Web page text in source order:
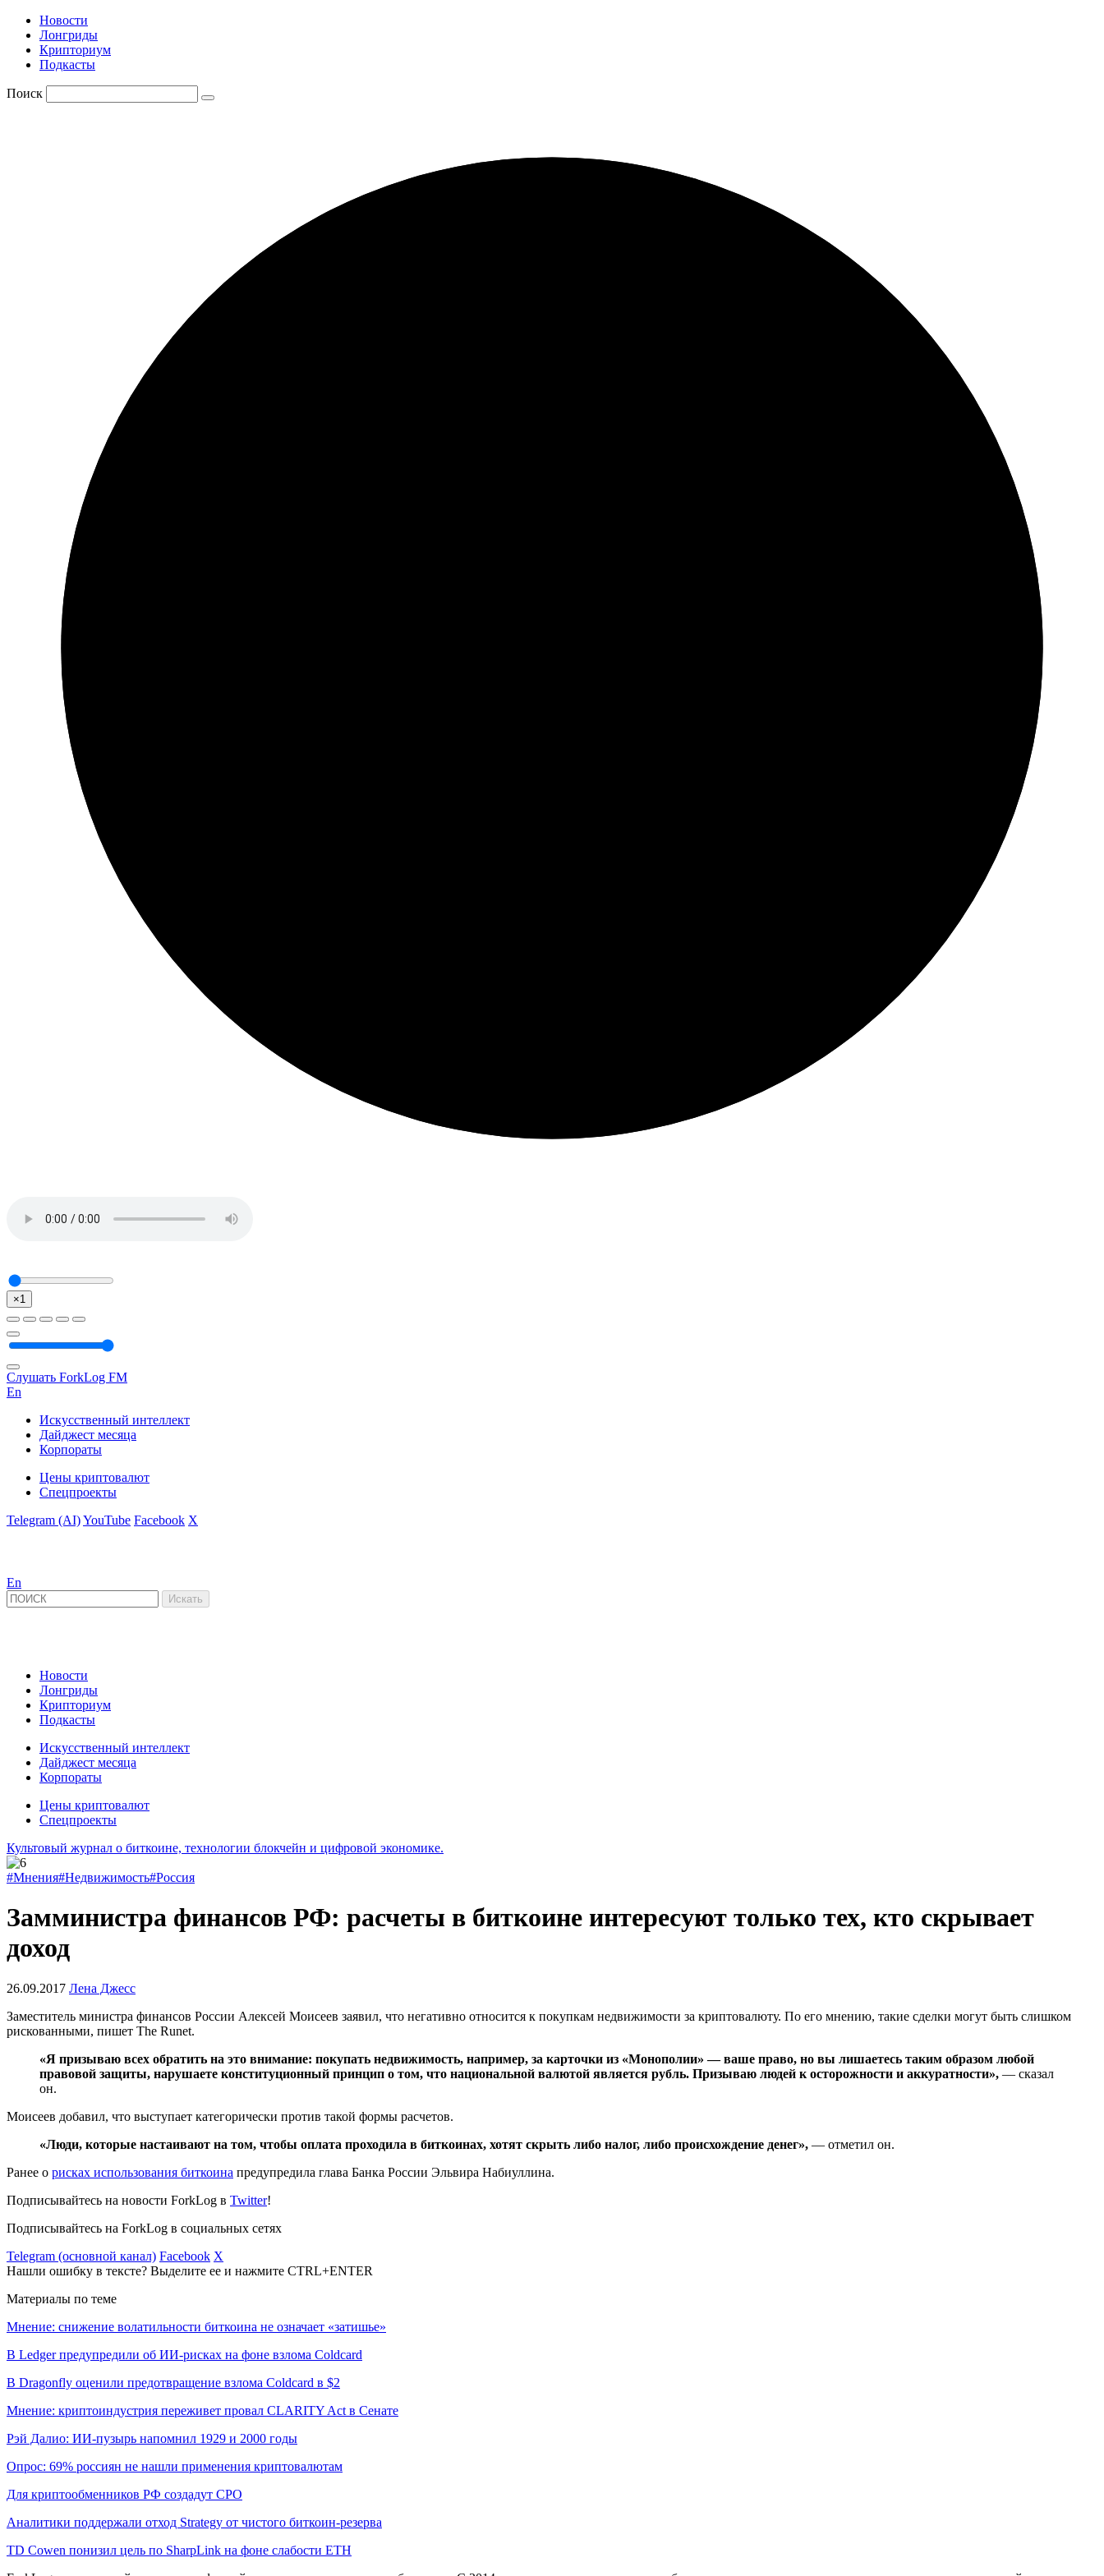
Новости
Лонгриды
Крипториум
Подкасты
Поиск
×1
Слушать ForkLog FM
En
Искусственный интеллект
Дайджест месяца
Корпораты
Цены криптовалют
Спецпроекты
Telegram (AI)YouTube Facebook X
En
Новости
Лонгриды
Крипториум
Подкасты
Искусственный интеллект
Дайджест месяца
Корпораты
Цены криптовалют
Спецпроекты
Культовый журнал о биткоине, технологии блокчейн и цифровой экономике.
#Мнения#Недвижимость#Россия
Замминистра финансов РФ: расчеты в биткоине интересуют только тех, кто скрывает
доход
26.09.2017 Лена Джесс
Заместитель министра финансов России Алексей Моисеев заявил, что негативно относится к покупкам недвижимости за криптовалюту. По его мнению, такие сделки могут быть слишком
рискованными, пишет The Runet.
«Я призываю всех обратить на это внимание: покупать недвижимость, например, за карточки из «Монополии» — ваше право, но вы лишаетесь таким образом любой
правовой защиты, нарушаете конституционный принцип о том, что национальной валютой является рубль. Призываю людей к осторожности и аккуратности», — сказал
он.
Моисеев добавил, что выступает категорически против такой формы расчетов.
«Люди, которые настаивают на том, чтобы оплата проходила в биткоинах, хотят скрыть либо налог, либо происхождение денег», — отметил он.
Ранее о рисках использования биткоина предупредила глава Банка России Эльвира Набиуллина.
Подписывайтесь на новости ForkLog в Twitter!
Подписывайтесь на ForkLog в социальных сетях
Telegram (основной канал) Facebook X
Нашли ошибку в тексте? Выделите ее и нажмите CTRL+ENTER
Материалы по теме
Мнение: снижение волатильности биткоина не означает «затишье»
В Ledger предупредили об ИИ-рисках на фоне взлома Coldcard
В Dragonfly оценили предотвращение взлома Coldcard в $2
Мнение: криптоиндустрия переживет провал CLARITY Act в Сенате
Рэй Далио: ИИ-пузырь напомнил 1929 и 2000 годы
Опрос: 69% россиян не нашли применения криптовалютам
Для криптообменников РФ создадут СРО
Аналитики поддержали отход Strategy от чистого биткоин-резерва
TD Cowen понизил цель по SharpLink на фоне слабости ETH